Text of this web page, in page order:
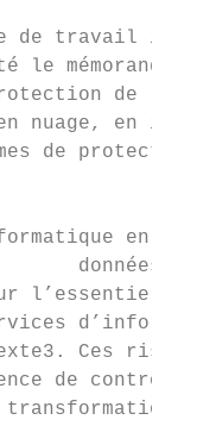
de travail
le
de la
en nuage, en
de
en
données
l’essentiel
Ces
de contrôle